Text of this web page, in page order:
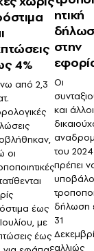
4%
από 2,3
οι
έως
με
έως
ητική
στην
Οι
και άλλοι
του 2024
πρέπει
δήλωση
31
αλλιώς